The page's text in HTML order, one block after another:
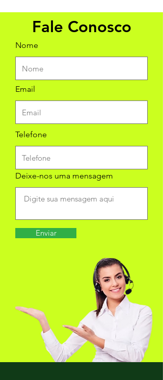
Fale Conosco
Nome
Email
Telefone
Deixe-nos uma mensagem
Enviar